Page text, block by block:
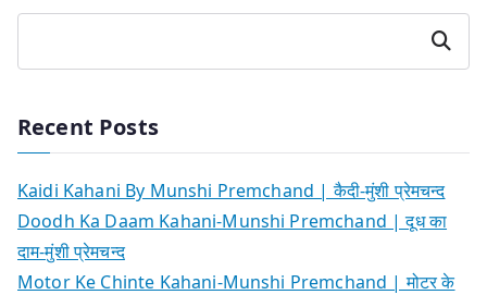
Search
Recent Posts
Kaidi Kahani By Munshi Premchand | कैदी-मुंशी प्रेमचन्द
Doodh Ka Daam Kahani-Munshi Premchand | दूध का
दाम-मुंशी प्रेमचन्द
Motor Ke Chinte Kahani-Munshi Premchand | मोटर के